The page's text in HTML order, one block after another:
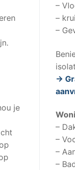
je
–
–
–
->
–
–
–
–